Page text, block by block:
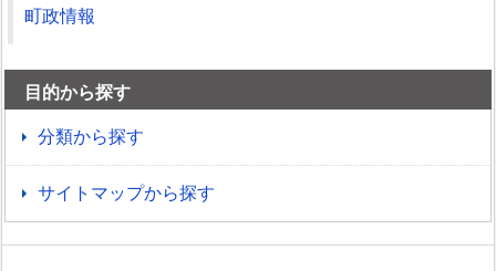
町政情報
目的から探す
分類から探す
サイトマップから探す